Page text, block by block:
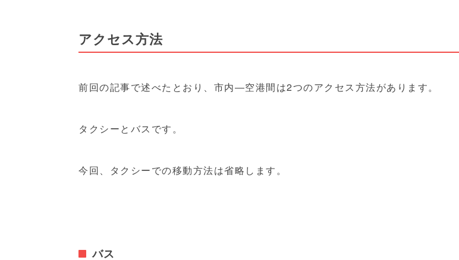
アクセス方法
前回の記事で述べたとおり、市内―空港間は2つのアクセス方法があります。
タクシーとバスです。
今回、タクシーでの移動方法は省略します。
バス